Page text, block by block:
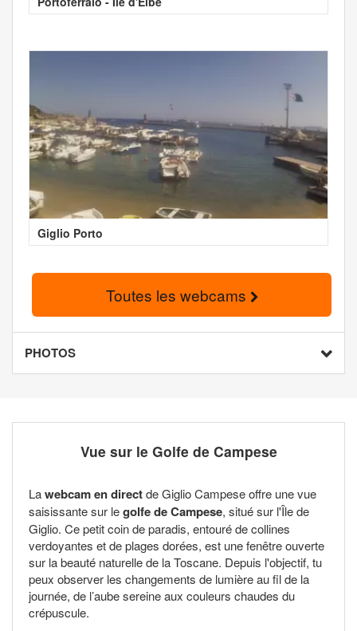
Giglio Porto
Toutes les webcams
PHOTOS
Vue sur le Golfe de Campese
Lawebcam en directde Giglio Campese offre une vue
saisissante sur legolfe de Campese, situé sur l'Île de
Giglio. Ce petit coin de paradis, entouré de collines
verdoyantes et de plages dorées, est une fenêtre ouverte
sur la beauté naturelle de la Toscane. Depuis l'objectif, tu
peux observer les changements de lumière au fil de la
journée, de l’aube sereine aux couleurs chaudes du
crépuscule.